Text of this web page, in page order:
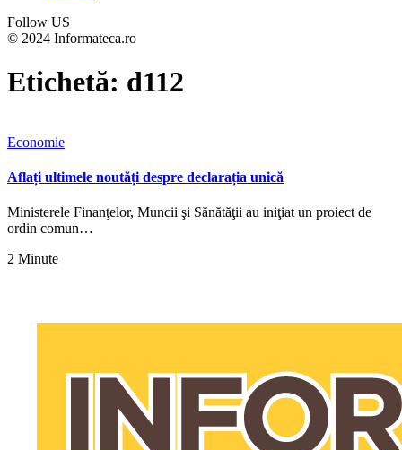
Follow US
© 2024 Informateca.ro
Etichetă: d112
Economie
Aflați ultimele noutăți despre declarația unică
Ministerele Finanţelor, Muncii şi Sănătăţii au iniţiat un proiect de
ordin comun…
2 Minute